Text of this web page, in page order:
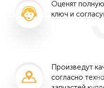
Оценят
ключ и
Произведут
согласно